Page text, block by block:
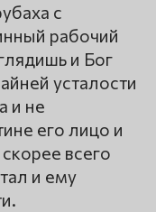
с
рабочий
и Бог
усталости
и не
его лицо и
всего
и ему